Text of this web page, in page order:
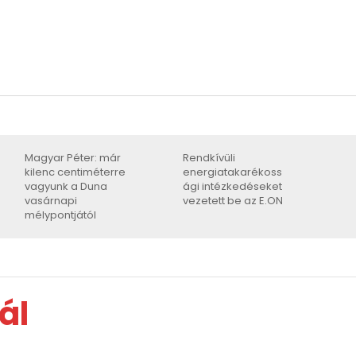
Magyar Péter: már
kilenc centiméterre
vagyunk a Duna
vasárnapi
mélypontjától
Rendkívüli
energiatakarékoss
ági intézkedéseket
vezetett be az E.ON